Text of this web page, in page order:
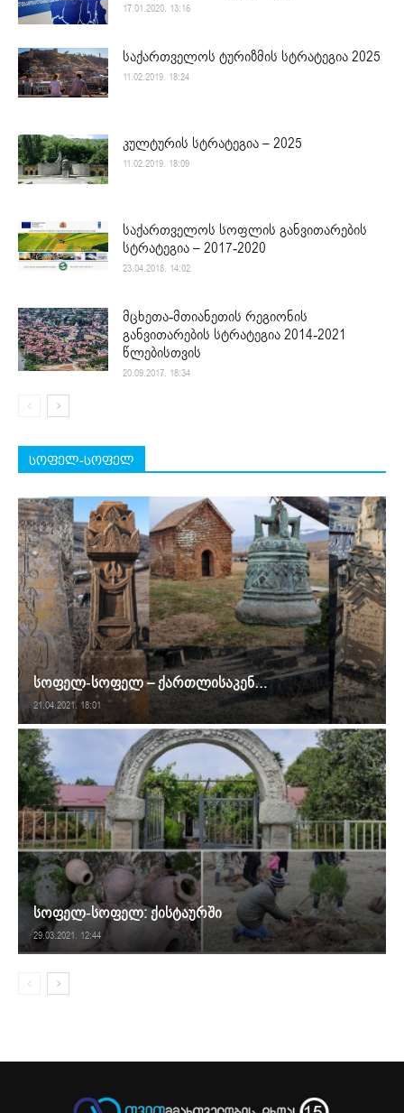
17.01.2020. 13:16
საქართველოს ტურიზმის სტრატეგია 2025
11.02.2019. 18:24
კულტურის სტრატეგია – 2025
11.02.2019. 18:09
საქართველოს სოფლის განვითარების
სტრატეგია – 2017-2020
23.04.2018. 14:02
მცხეთა-მთიანეთის რეგიონის
განვითარების სტრატეგია 2014-2021
წლებისთვის
20.09.2017. 18:34
სოფელ-სოფელ
სოფელ-სოფელ – ქართლისაკენ…
21.04.2021. 18:01
სოფელ-სოფელ: ქისტაურში
29.03.2021. 12:44